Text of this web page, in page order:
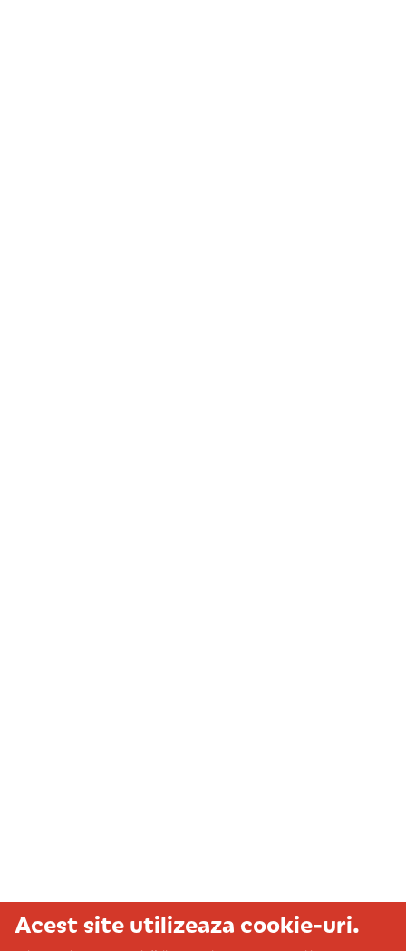
Acest site utilizeaza cookie-uri.